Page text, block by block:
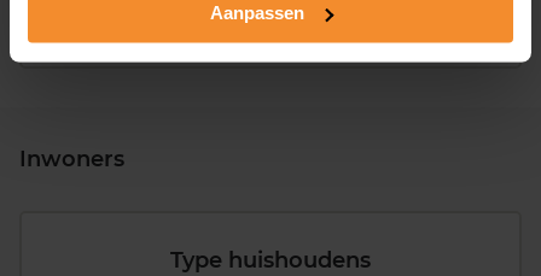
Aanpassen
Inwoners
Type huishoudens